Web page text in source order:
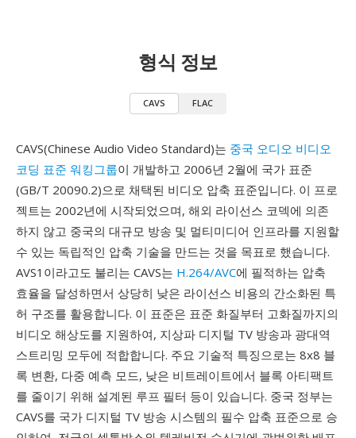
형식 정보
CAVS FLAC
CAVS(Chinese Audio Video Standard)는 중국 오디오 비디오
코딩 표준 워킹그룹이 개발하고 2006년 2월에 국가 표준
(GB/T 20090.2)으로 채택된 비디오 압축 표준입니다. 이 프로
젝트는 2002년에 시작되었으며, 해외 라이선스 코덱에 의존
하지 않고 중국의 대규모 방송 및 멀티미디어 인프라를 지원할
수 있는 독립적인 압축 기술을 만드는 것을 목표로 했습니다.
AVS1이라고도 불리는 CAVS는 H.264/AVC에 필적하는 압축
효율을 달성하면서 상당히 낮은 라이선스 비용의 간소화된 특
허 구조를 활용합니다. 이 표준은 표준 화질부터 고화질까지의
비디오 해상도를 지원하여, 지상파 디지털 TV 방송과 광대역
스트리밍 모두에 적합합니다. 주요 기술적 특징으로는 8x8 블
록 변환, 다중 예측 모드, 낮은 비트레이트에서 블록 아티팩트
를 줄이기 위해 설계된 루프 필터 등이 있습니다. 중국 정부는
CAVS를 국가 디지털 TV 방송 시스템의 필수 압축 표준으로 승